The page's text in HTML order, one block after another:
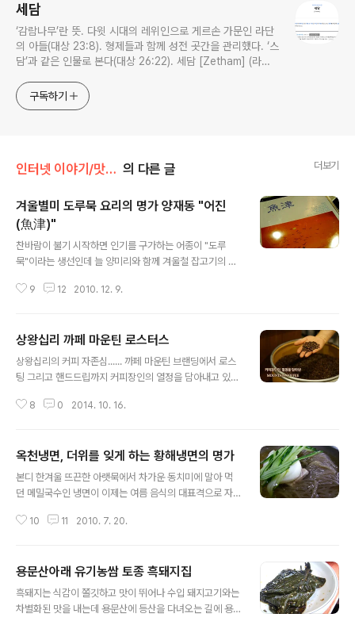
세담
‘감람나무’란 뜻. 다윗 시대의 레위인으로 게르손 가문인 라단
의 아들(대상 23:8). 형제들과 함께 성전 곳간을 관리했다. ‘스
담’과 같은 인물로 본다(대상 26:22). 세담 [Zetham] (라이
구독하기
인터넷 이야기/맛집 이야기 의 다른 글 더보기
겨울별미 도루묵 요리의 명가 양재동 "어진
(魚津)"
찬바람이 불기 시작하면 인기를 구가하는 어종이 "도루
묵"이라는 생선인데 늘 양미리와 함께 겨울철 잡고기의 양
어획량이 현저히 줄다보니 귀하신 몸이 되었고 가격도 만
도루묵구이의 알은 겨울 진미중의 진미..... 찬바람이 불어
오니 도루묵 생각이 간절하고~~ (우리네 어린 시절엔 도루
묵은 흔하디 흔한 싸구려 생선이었지만 고소한 그 맛은 늘
동 "어진"이라는 식당이 있다는 소문을 입수..... 메뉴판 부
9 12 2010. 12. 9.
상왕십리 까페 마운틴 로스터스
상왕십리의 커피 자존심...... 까페 마운틴 브랜딩에서 로스
팅 그리고 핸드드립까지 커피장인의 열정을 담아내고 있는
메리카노에도 열정을 담아낸다. 단골 고객 한 명 한 명의 입
에 대한 진정한 커피장인의 정성이다. 항상 노력하는 까페,
상왕십리 마운틴 로스터스!!!! "커피에 마음을 담아내고픈
행복 바리스타 이병곤" 카페 마운틴 (서울 성동구 홍익동 3
드드립 취미반) 일시 : 매주 토요일, 오전반 10시/ 오후반 2
8 0 2014. 10. 16.
옥천냉면, 더위를 잊게 하는 황해냉면의 명가
본디 한겨울 뜨끈한 아랫묵에서 차가운 동치미에 말아 먹
던 메밀국수인 냉면이 이제는 여름 음식의 대표격으로 자
를 이루고 왔고 대부분의 식당에도 함흥 또는 평양냉면이
면,진주냉면이라 할수 있는데 이 포스트에서 소개하는 냉
면은 황해냉면의 대표주자로 40년간 냉면을 만들어온 옥
천 냉면 되시겠다. 한여름 무더위를 가시게 하는 옥천냉면
10 11 2010. 7. 20.
용문산아래 유기농쌈 토종 흑돼지집
흑돼지는 식감이 쫄깃하고 맛이 뛰어나 수입 돼지고기와는
차별화된 맛을 내는데 용문산에 등산을 다녀오는 길에 용